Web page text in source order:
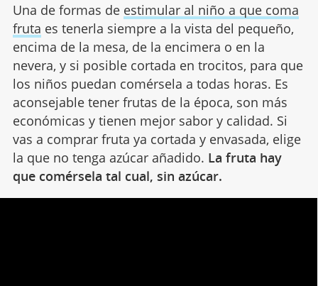
Una de formas de estimular al niño a que coma
fruta es tenerla siempre a la vista del pequeño,
encima de la mesa, de la encimera o en la
nevera, y si posible cortada en trocitos, para que
los niños puedan comérsela a todas horas. Es
aconsejable tener frutas de la época, son más
económicas y tienen mejor sabor y calidad. Si
vas a comprar fruta ya cortada y envasada, elige
la que no tenga azúcar añadido. La fruta hay
que comérsela tal cual, sin azúcar.